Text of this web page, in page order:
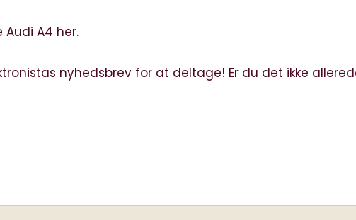
Audi A4 her.
nyhedsbrev for at deltage! Er du det ikke